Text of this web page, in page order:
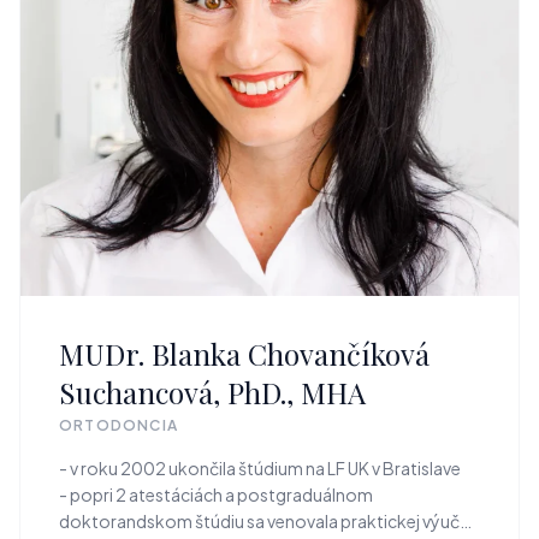
MUDr. Blanka Chovančíková
Suchancová, PhD., MHA
ORTODONCIA
- v roku 2002 ukončila štúdium na LF UK v Bratislave
- popri 2 atestáciách a postgraduálnom
doktorandskom štúdiu sa venovala praktickej výučbe